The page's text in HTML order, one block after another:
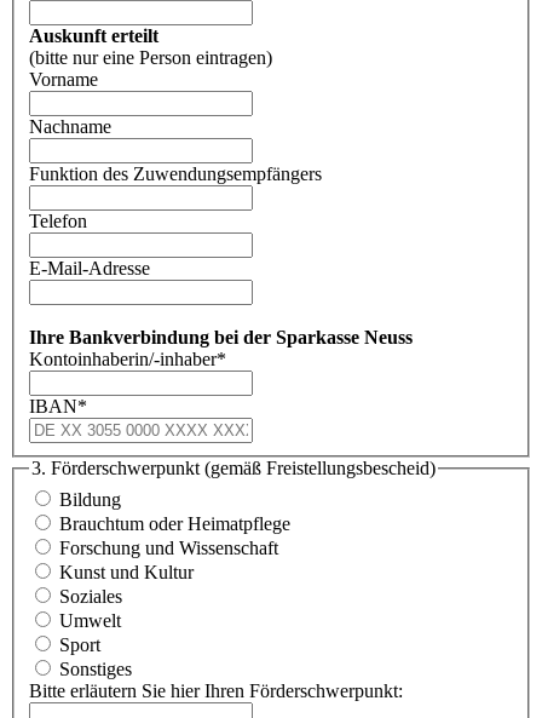
Auskunft erteilt
(bitte nur eine Person eintragen)
Vorname
Nachname
Funktion des Zuwendungsempfängers
Telefon
E-Mail-Adresse
Ihre Bankverbindung bei der Sparkasse Neuss
Kontoinhaberin/-inhaber*
IBAN*
3. Förderschwerpunkt (gemäß Freistellungsbescheid)
Bildung
Brauchtum oder Heimatpflege
Forschung und Wissenschaft
Kunst und Kultur
Soziales
Umwelt
Sport
Sonstiges
Bitte erläutern Sie hier Ihren Förderschwerpunkt: